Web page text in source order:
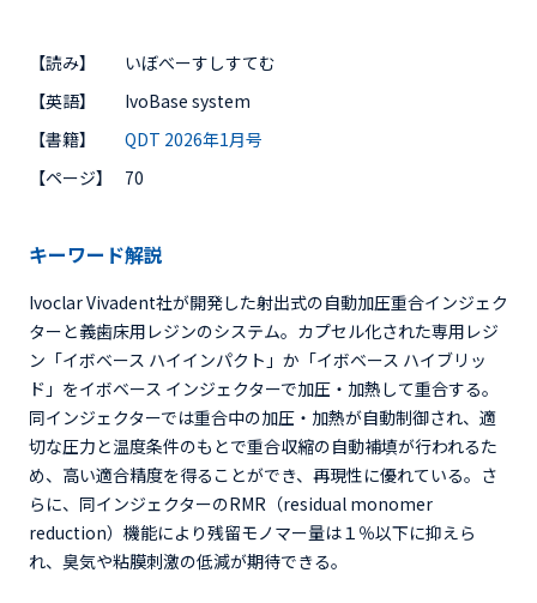
【読み】
いぼべーすしすてむ
【英語】
IvoBase system
【書籍】
QDT 2026年1月号
【ページ】
70
キーワード解説
Ivoclar Vivadent社が開発した射出式の自動加圧重合インジェク
ターと義歯床用レジンのシステム。カプセル化された専用レジ
ン「イボベース ハイインパクト」か「イボベース ハイブリッ
ド」をイボベース インジェクターで加圧・加熱して重合する。
同インジェクターでは重合中の加圧・加熱が自動制御され、適
切な圧力と温度条件のもとで重合収縮の自動補填が行われるた
め、高い適合精度を得ることができ、再現性に優れている。さ
らに、同インジェクターのRMR（residual monomer
reduction）機能により残留モノマー量は１％以下に抑えら
れ、臭気や粘膜刺激の低減が期待できる。